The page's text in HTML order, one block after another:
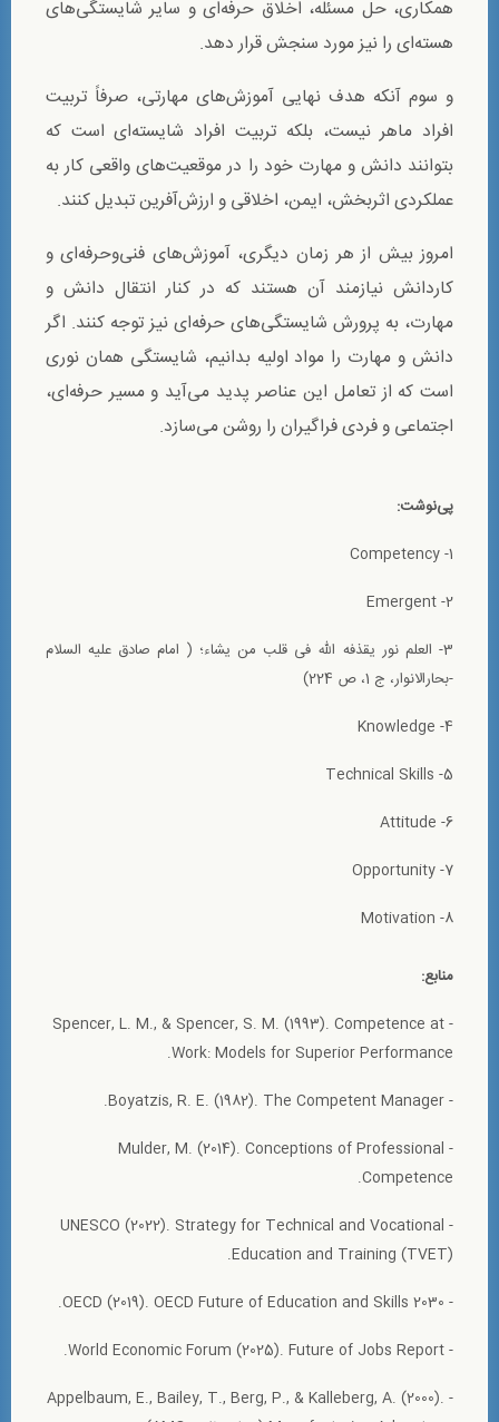
همکاری، حل مسئله، اخلاق حرفه‌ای و سایر شایستگی‌های
هسته‌ای را نیز مورد سنجش قرار دهد.
و سوم آنکه هدف نهایی آموزش‌های مهارتی، صرفاً تربیت
افراد ماهر نیست، بلکه تربیت افراد شایسته‌ای است که
بتوانند دانش و مهارت خود را در موقعیت‌های واقعی کار به
عملکردی اثربخش، ایمن، اخلاقی و ارزش‌آفرین تبدیل کنند.
امروز بیش از هر زمان دیگری، آموزش‌های فنی‌وحرفه‌ای و
کاردانش نیازمند آن هستند که در کنار انتقال دانش و
مهارت، به پرورش شایستگی‌های حرفه‌ای نیز توجه کنند. اگر
دانش و مهارت را مواد اولیه بدانیم، شایستگی همان نوری
است که از تعامل این عناصر پدید می‌آید و مسیر حرفه‌ای،
اجتماعی و فردی فراگیران را روشن می‌سازد.
پی‌‌نوشت:
1- Competency
2- Emergent
3- العلم نور یقذفه الله فی قلب من یشاء؛ ( امام صادق عليه السلام
-بحارالانوار، ج 1، ص 224)
4- Knowledge
5- Technical Skills
6- Attitude
7- Opportunity
8- Motivation
منابع:
- Spencer, L. M., & Spencer, S. M. (1993). Competence at
Work: Models for Superior Performance.
- Boyatzis, R. E. (1982). The Competent Manager.
- Mulder, M. (2014). Conceptions of Professional
Competence.
- UNESCO (2022). Strategy for Technical and Vocational
Education and Training (TVET).
- OECD (2019). OECD Future of Education and Skills 2030.
- World Economic Forum (2025). Future of Jobs Report.
- Appelbaum, E., Bailey, T., Berg, P., & Kalleberg, A. (2000).